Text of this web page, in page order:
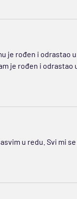
je rođen i odrastao
je rođen i odrastao
u redu. Svi mi